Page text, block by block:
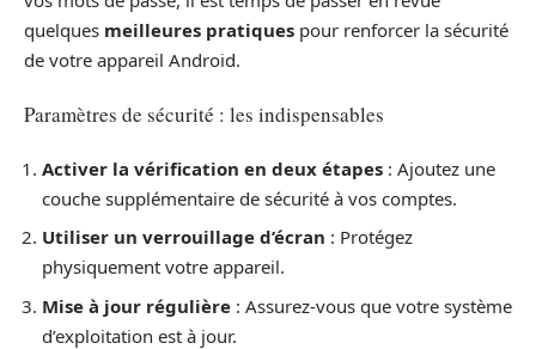
quelques meilleures pratiques pour renforcer la sécurité
de votre appareil Android.
Paramètres de sécurité : les indispensables
Activer la vérification en deux étapes : Ajoutez une
couche supplémentaire de sécurité à vos comptes.
Utiliser un verrouillage d’écran : Protégez
physiquement votre appareil.
Mise à jour régulière : Assurez-vous que votre système
d’exploitation est à jour.